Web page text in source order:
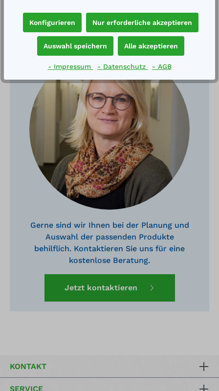
Haben Sie Fragen?
Gerne sind wir Ihnen bei der Planung und
Auswahl der passenden Produkte
behilflich. Kontaktieren Sie uns für eine
kostenlose Beratung.
Jetzt kontaktieren
KONTAKT
SERVICE
Konfigurieren Nur erforderliche akzeptieren
Auswahl speichern Alle akzeptieren
- Impressum - Datenschutz - AGB